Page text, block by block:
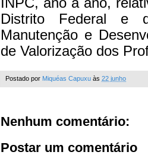
Distrito Federal e
Manutenção e
de Valorização dos
Postado por Miquéas Capuxu às 22 junho
Nenhum comentário:
Postar um comentário